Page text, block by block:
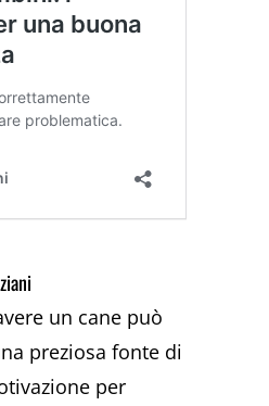
un cane può
preziosa fonte di
per